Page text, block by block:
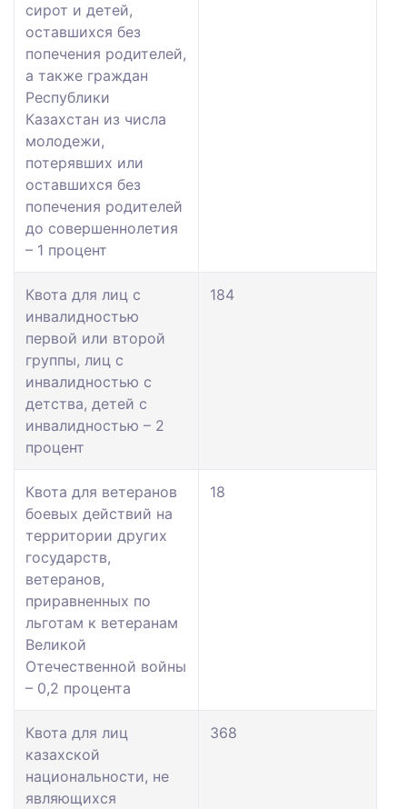
сирот и детей,
оставшихся без
попечения родителей,
а также граждан
Республики
Казахстан из числа
молодежи,
потерявших или
оставшихся без
попечения родителей
до совершеннолетия
– 1 процент
Квота для лиц с
инвалидностью
первой или второй
группы, лиц с
инвалидностью с
детства, детей с
инвалидностью – 2
процент
184
Квота для ветеранов
боевых действий на
территории других
государств,
ветеранов,
приравненных по
льготам к ветеранам
Великой
Отечественной войны
– 0,2 процента
18
Квота для лиц
казахской
национальности, не
являющихся
368